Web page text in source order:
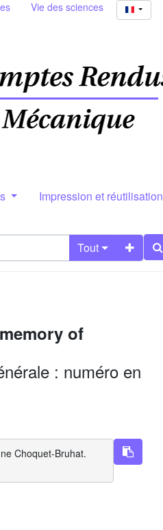
Vie des sciences
Impression et réutilisation
Tout
of
: numéro en
Choquet-Bruhat.